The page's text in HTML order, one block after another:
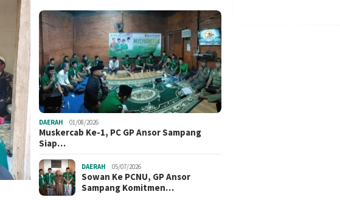
DAERAH 01/08/2026
Muskercab Ke-1, PC GP Ansor Sampang
Siap…
DAERAH 05/07/2026
Sowan Ke PCNU, GP Ansor
Sampang Komitmen…